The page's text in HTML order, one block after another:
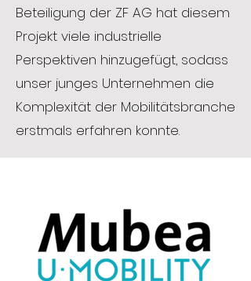
Beteiligung der ZF AG hat diesem
Projekt viele industrielle
Perspektiven hinzugefügt, sodass
unser junges Unternehmen die
Komplexität der Mobilitätsbranche
erstmals erfahren konnte.